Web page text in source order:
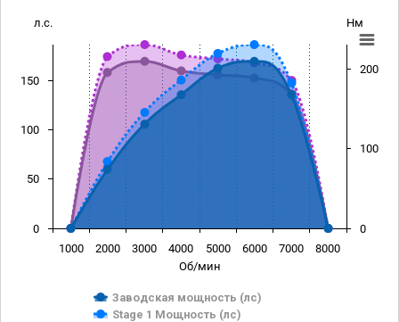
Об/мин
л.с. Нм
Заводская мощность (лс)
Stage 1 Мощность (лс)
1000 2000 3000 4000 5000 6000 7000 8000
0
50
100
150
0
100
200